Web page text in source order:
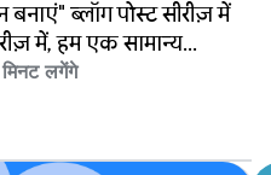
ब्लॉग पोस्ट सीरीज़ में
में, हम एक सामान्य
के हिसाब से बनाए
में बदलते हैं. हमने अपनी
में बताया था. यह एक डेमो
इस सीरीज़ में करेंगे.
लगेंगे